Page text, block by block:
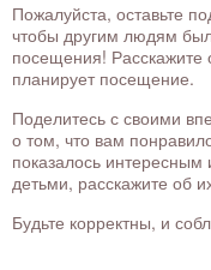
Пожалуйста, оставьте
чтобы другим людям
посещения! Расскажите
планирует посещение.
Поделитесь с своими
о том, что вам
показалось
детьми, расскажите об
Будьте корректны, и